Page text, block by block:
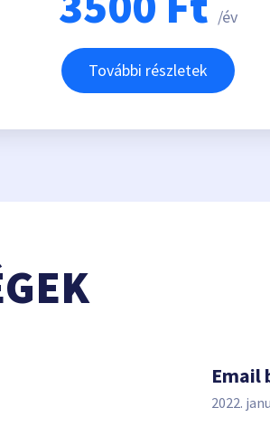
/év
További részletek
Email
2022.